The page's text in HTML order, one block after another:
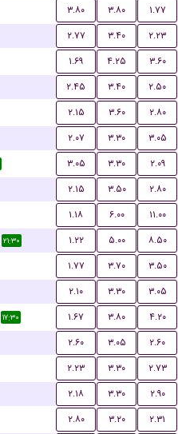
۳.۸۰ ۳.۸۰
۱.۷۷
۲.۷۷ ۳.۴۰
۲.۲۳
۱.۶۹ ۴.۲۵
۳.۶۰
۲.۴۵ ۳.۴۰
۲.۵۰
۲.۱۵ ۳.۶۰
۲.۸۰
۲.۰۷ ۳.۳۰
۳.۰۵
۳.۰۵ ۳.۳۰
۲.۰۹
۲.۱۵ ۳.۵۰
۲.۸۰
۱.۱۸ ۶.۰۰
۱۱.۰۰
۲۱:۳۰ ۱.۲۲ ۵.۰۰
۸.۵۰
۱.۷۷ ۳.۷۰
۳.۵۰
۲.۱۰ ۳.۳۰
۳.۰۵
۱۷:۳۰ ۱.۶۷ ۳.۸۰
۴.۲۰
۲.۶۰ ۳.۰۵
۲.۶۰
۲.۲۳ ۳.۳۰
۲.۷۳
۲.۱۸ ۳.۳۰
۲.۹۰
۲.۸۰ ۳.۲۰
۲.۳۱